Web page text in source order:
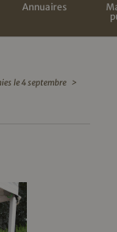
Annuaires
le 4 septembre >